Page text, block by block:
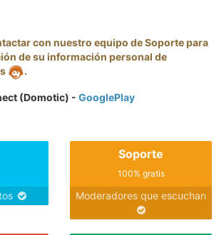
con nuestro equipo de Soporte para
de su información personal de
.
(Domotic) - GooglePlay
Soporte
100% gratis
Moderadores que escuchan